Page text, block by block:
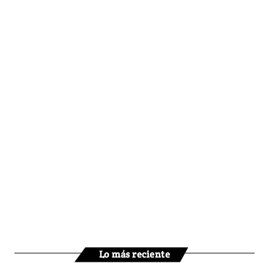
Lo más reciente